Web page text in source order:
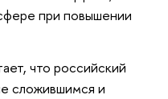
при повышении
что российский
сложившимся и